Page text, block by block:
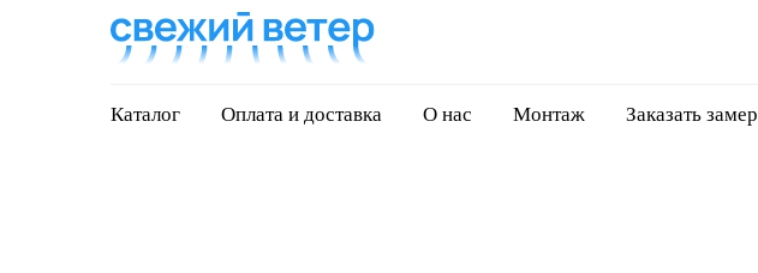
Каталог Оплата и доставка О нас Монтаж Заказать замер